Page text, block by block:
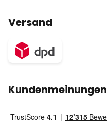
Versand
Kundenmeinungen